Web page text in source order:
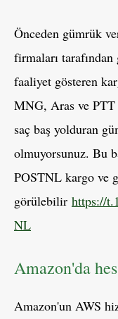
Önceden gümrük
firmaları
faaliyet gösteren
MNG, Aras ve
saç baş yolduran
olmuyorsunuz. Bu
POSTNL kargo ve
görülebilir https://
NL
Amazon'da
Amazon'un AWS